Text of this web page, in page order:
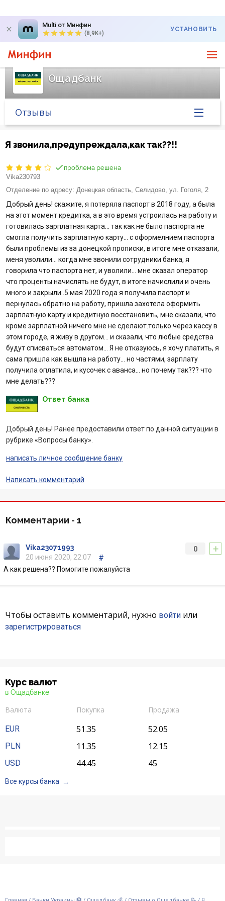
Multi от Минфин
(8,9K+)
УСТАНОВИТЬ
Ощадбанк
Банк в новостях
Курс валют в банке
Вопросы банку
Отзывы
Отзывы
Депозиты юр. лиц
Кредити для бізнеса
Карты
Отделения и банкоматы
Интернет-банкинг
Банки-партнеры
Счета для бизнеса
Я звонила,предупреждала,как так??!!
проблема решена
Vika230793
Отделение по адресу: Донецкая область, Селидово, ул. Гоголя, 2
Добрый день! скажите, я потеряла паспорт в 2018 году, а была
на этот момент кредитка, а в это время устроилась на работу и
готовилась зарплатная карта… так как не было паспорта не
смогла получить зарплатную карту… с оформелнием паспорта
были проблемы из за донецкой прописки, в итоге мне отказали,
меня уволили… когда мне звонили сотрудники банка, я
говорила что паспорта нет, и уволили… мне сказал оператор
что проценты начислять не будут, в итоге начислили и очень
много и закрыли..5 мая 2020 года я получила паспорт и
вернулась обратно на работу, пришла захотела оформить
зарплатную карту и кредитную восстановить, мне сказали, что
кроме зарплатной ничего мне не сделают.только через кассу в
этом городе, я живу в другом… и сказали, что любые средства
будут списваться автоматом… Я не отказуюсь, я хочу платить, я
сама пришла как вышла на работу… но частями, зарплату
получила оплатила, и кусочек с аванса… но почему так??? что
мне делать???
Ответ банка
Добрый день! Ранее предоставили ответ по данной ситуации в
рубрике «Вопросы банку».
написать личное сообщение банку
Написать комментарий
Комментарии - 1
+
0
Vika23071993
20 июня 2020, 22:07
#
А как решена?? Помогите пожалуйста
Чтобы оставить комментарий, нужно войти или
зарегистрироваться
Курс валют
в Ощадбанке
Валюта Покупка
Продажа
EUR
51.35 52.05
PLN 11.35 12.15
USD 44.45 45
Все курсы банка